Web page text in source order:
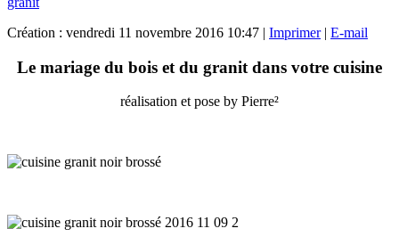
Création : vendredi 11 novembre 2016 10:47 | Imprimer| E-mail
Le mariage du bois et du granit dans votre cuisine
réalisation et pose by Pierre²